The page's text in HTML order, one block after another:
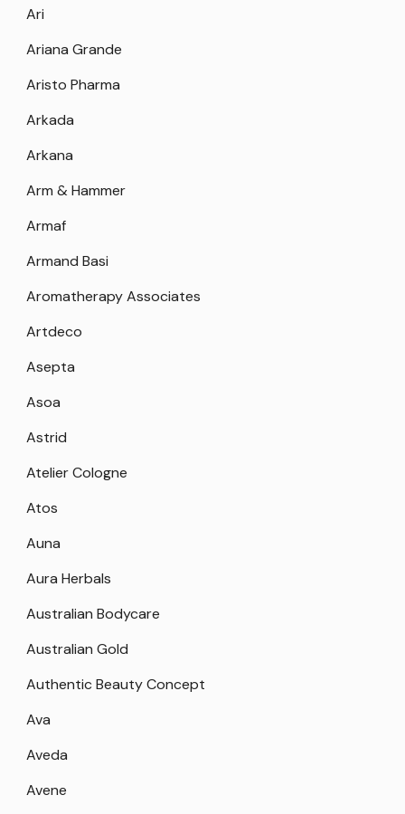
Ari
Ariana Grande
Aristo Pharma
Arkada
Arkana
Arm & Hammer
Armaf
Armand Basi
Aromatherapy Associates
Artdeco
Asepta
Asoa
Astrid
Atelier Cologne
Atos
Auna
Aura Herbals
Australian Bodycare
Australian Gold
Authentic Beauty Concept
Ava
Aveda
Avene